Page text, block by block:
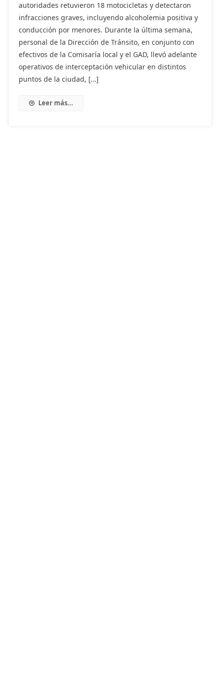
autoridades retuvieron 18 motocicletas y detectaron
infracciones graves, incluyendo alcoholemia positiva y
conducción por menores. Durante la última semana,
personal de la Dirección de Tránsito, en conjunto con
efectivos de la Comisaría local y el GAD, llevó adelante
operativos de interceptación vehicular en distintos
puntos de la ciudad, […]
Leer más...